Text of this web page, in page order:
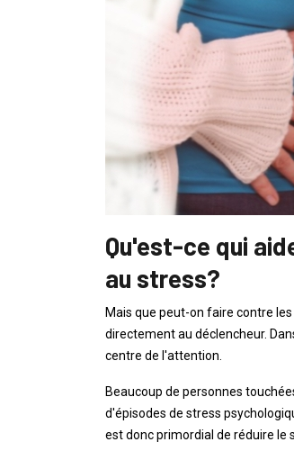
Qu'est-ce qui
au stress?
Mais que peut-on faire contre
directement au déclencheur.
centre de l'attention.
Beaucoup de personnes
d'épisodes de stress
est donc primordial de réduire le